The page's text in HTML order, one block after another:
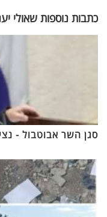
כתבות נוספות שאולי
סגן השר אבוטבול -